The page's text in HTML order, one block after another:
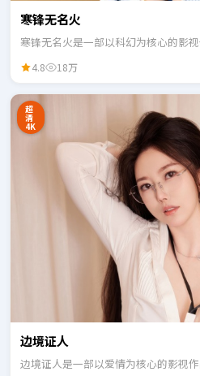
寒锋无名火
寒锋无名火是一部以科幻为核心的影
4.8 18万
超
清
4K
边境证人
边境证人是一部以爱情为核心的影视